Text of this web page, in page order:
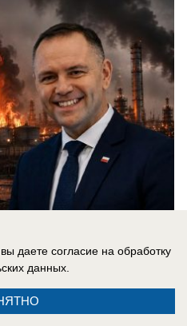
даете согласие на обработку
данных.